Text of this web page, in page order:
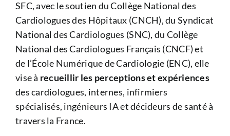
SFC, avec le soutien du Collège National des
Cardiologues des Hôpitaux (CNCH), du Syndicat
National des Cardiologues (SNC), du Collège
National des Cardiologues Français (CNCF) et
de l’École Numérique de Cardiologie (ENC), elle
vise à recueillir les perceptions et expériences
des cardiologues, internes, infirmiers
spécialisés, ingénieurs IA et décideurs de santé à
travers la France.